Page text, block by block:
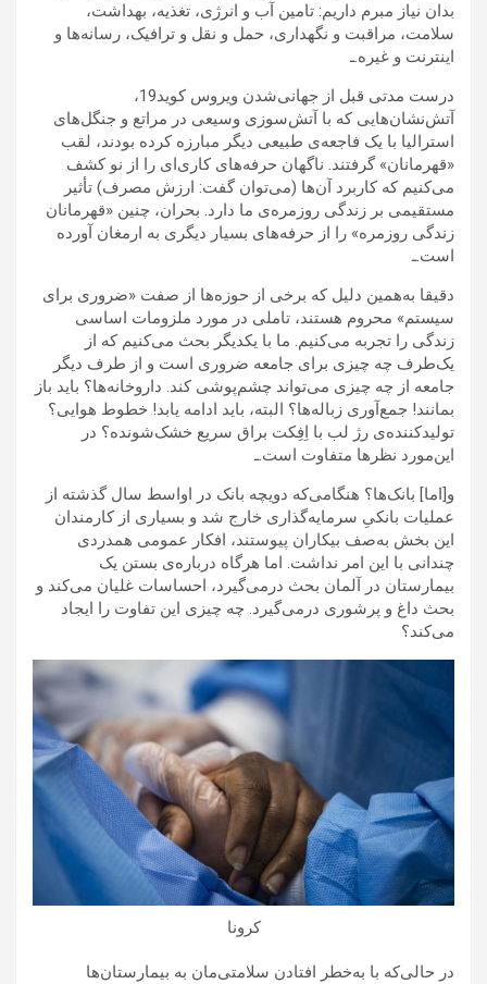
بدان نیاز مبرم داریم: تامین آب و انرژی، تغذیه، بهداشت،
سلامت، مراقبت و نگهداری، حمل و نقل و ترافیک، رسانه‌ها و
اینترنت و غیره.ـ
درست مدتی قبل از جهانی‌شدن ویروس کوید19،
آتش‌نشان‌هایی که با آتش‌سوزی‌ وسیعی در مراتع و جنگل‌های
استرالیا با یک فاجعه‌ی طبیعی دیگر مبارزه کرده بودند، لقب
«قهرمانان» گرفتند. ناگهان حرفه‌های کاری‌ای را از نو کشف
می‌کنیم که کاربرد آن‌ها (می‌توان گفت: ارزش مصرف) تأثیر
مستقیمی بر زندگی روزمره‌ی ما دارد. بحران، چنین «قهرمانان
زندگی روزمره» را از حرفه‌های بسیار دیگری به ارمغان آورده
است.ـ
دقیقا به‌همین دلیل که برخی از حوزه‌ها از صفت «ضروری برای
سیستم» محروم هستند، تاملی در مورد ملزومات اساسی
زندگی را تجربه می‌کنیم. ما با یکدیگر بحث می‌کنیم که از
یک‌طرف چه چیزی برای جامعه ضروری است و از طرف دیگر
جامعه از چه چیزی می‌تواند چشم‌پوشی کند. داروخانه‌ها؟ باید باز
بمانند! جمع‌آوری زباله‌ها؟ البته، باید ادامه یابد! خطوط هوایی؟
تولیدکننده‌ی رژ لب با اِفِکت براق سریع خشک‌شونده؟ در
این‌مورد نظرها متفاوت است.ـ
و[اما] بانک‌ها؟ هنگامی‌که دویچه بانک در اواسط سال گذشته از
عملیات بانکیِ سرمایه‌گذاری خارج شد و بسیاری از کارمندان
این بخش به‌صف بیکاران پیوستند، افکار عمومی همدردی‌
چندانی با این امر نداشت. اما هر‌گاه درباره‌ی بستن یک
بیمارستان در آلمان بحث درمی‌گیرد، احساسات غلیان می‌کند و
بحث داغ و پرشوری درمی‌گیرد. چه چیزی این تفاوت را ایجاد
می‌کند؟
کرونا
در حالی‌که با به‌خطر افتادن سلامتی‌مان به بیمارستان‌ها